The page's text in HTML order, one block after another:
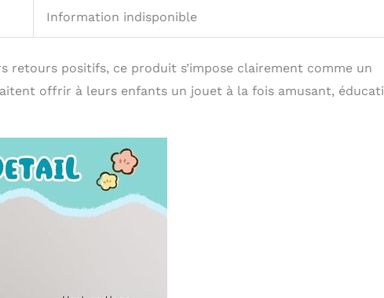
Information indisponible
retours positifs, ce produit s’impose clairement comme un
offrir à leurs enfants un jouet à la fois amusant,